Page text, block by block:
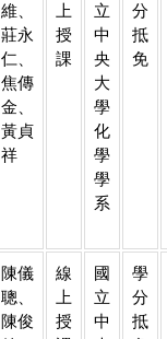
維、
莊永
仁、
焦傳
金、
黃貞
祥
上
授
課
立
中
央
大
學
化
學
學
系
分
抵
免
陳儀
聰、
陳俊
線
上
授
國
立
中
學
分
抵